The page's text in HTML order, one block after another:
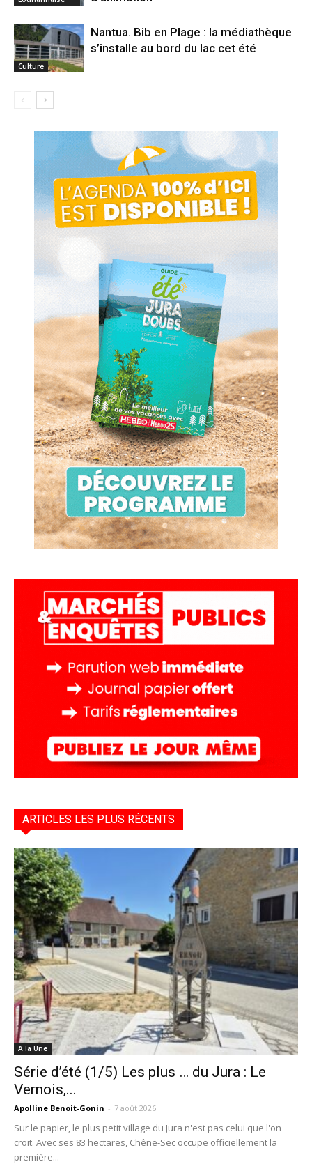
Culture
Nantua. Bib en Plage : la médiathèque
s’installe au bord du lac cet été
ARTICLES LES PLUS RÉCENTS
A la Une
Série d’été (1/5) Les plus … du Jura : Le
Vernois,...
Apolline Benoit-Gonin - 7 août 2026
Sur le papier, le plus petit village du Jura n'est pas celui que l'on
croit. Avec ses 83 hectares, Chêne-Sec occupe officiellement la
première...